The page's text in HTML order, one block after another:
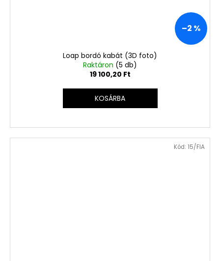
–2 %
Loap bordó kabát (3D foto)
Raktáron (5 db)
19 100,20 Ft
KOSÁRBA
Kód: 15/FIA